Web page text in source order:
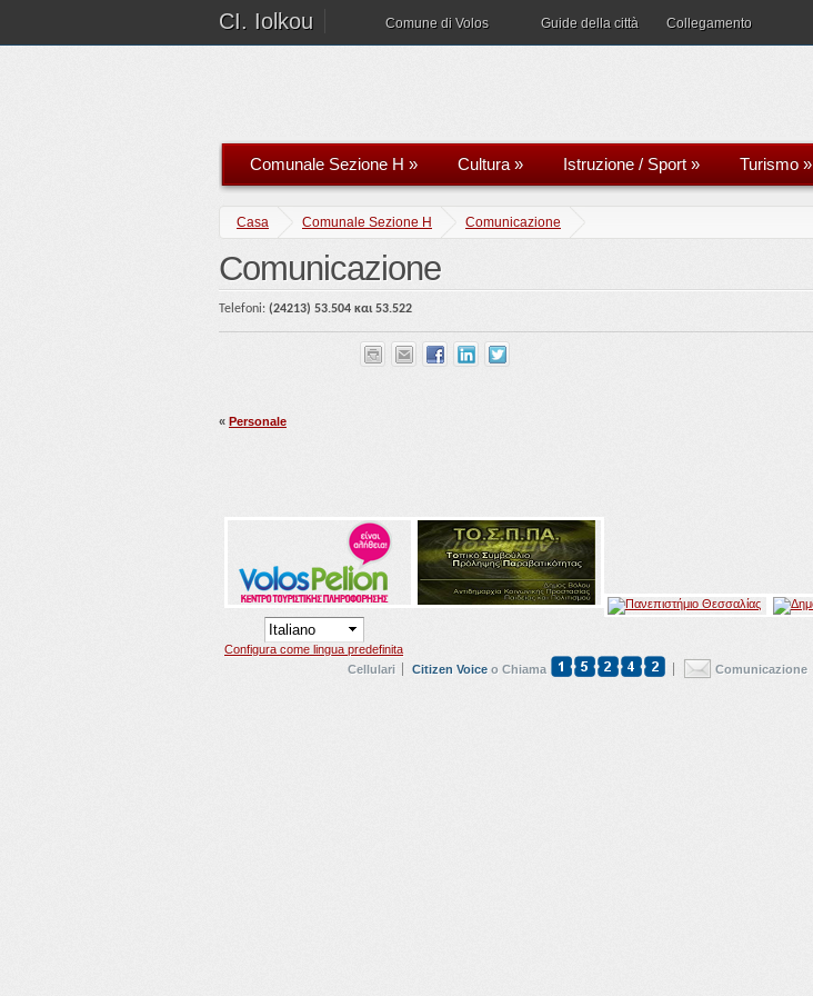
CI. Iolkou Comune di Volos Guide della città Collegamento
Comunale Sezione H » Cultura» Istruzione / Sport » Turismo »
Casa Comunale Sezione H Comunicazione
Comunicazione
Telefoni: (24213) 53.504 και 53.522
« Personale
Configura come lingua predefinita
Cellulari
Citizen Voice o Chiama Comunicazione